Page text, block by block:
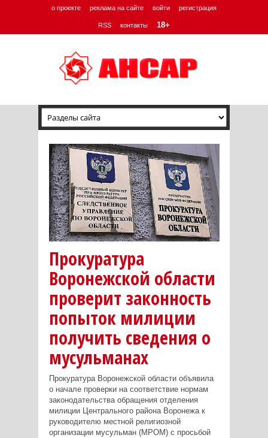
о проекте реклама на сайте войти регистрация
RSS контакты 18+
Прокуратура
Воронежской области
проверит законность
попыток милиции
получить сведения о
мусульманах
Прокуратура Воронежской области объявила
о начале проверки на соответствие нормам
законодательства обращения отделения
милиции Центрального района Воронежа к
руководителю местной религиозной
организации мусульман (МРОМ) с просьбой